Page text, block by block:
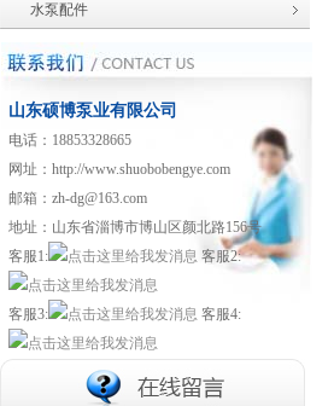
水泵配件
山东硕博泵业有限公司
电话：18853328665
网址：http://www.shuobobengye.com
邮箱：zh-dg@163.com
地址：山东省淄博市博山区颜北路156号
客服1:
客服2:
客服3: 客服4: